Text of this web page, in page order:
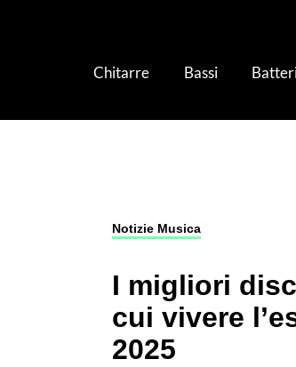
Chitarre Bassi
Notizie Musica
I migliori
cui vivere
2025